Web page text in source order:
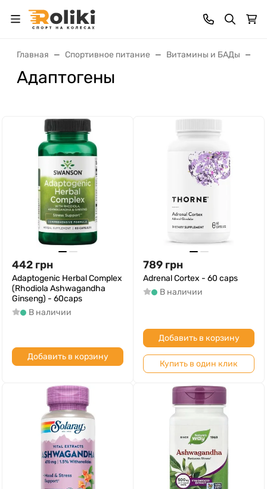
Главная Спортивное питание Витамины и БАДы
Адаптогены
442 грн
Adaptogenic Herbal Complex
(Rhodiola Ashwagandha
Ginseng) - 60caps
В наличии
Добавить в корзину
789 грн
Adrenal Cortex - 60 caps
В наличии
Добавить в корзину
Купить в один клик